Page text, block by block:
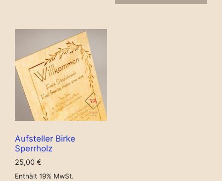
Aufsteller Birke
Sperrholz
25,00 €
Enthält 19% MwSt.